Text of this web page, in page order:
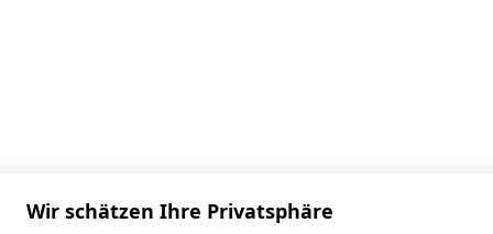
Wir schätzen Ihre Privatsphäre